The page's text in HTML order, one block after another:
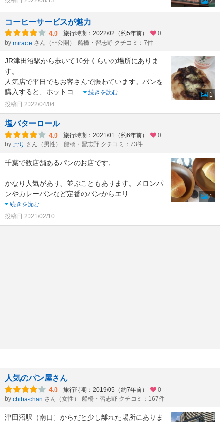
2
コーヒーサービスが魅力
4.0 旅行時期：2022/02（約5年前）
0
by miracle さん（非公開） 船橋・習志野 クチコミ：7件
JR津田沼駅から歩いて10分くらいの場所にありま
す。
人気店で平日でもお客さんで賑わています。パンを
購入すると、ホットコ...
続きを読む
投稿日:2022/04/04
1
塩バターロール
4.0 旅行時期：2021/01（約6年前）
0
by ごり さん（男性） 船橋・習志野 クチコミ：73件
千葉で数店舗あるパンのお店です。
かなり人気があり、並ぶこともあります。メロンパ
ンやカレーパンなど定番のパンからエリ ...
続きを読む
投稿日:2021/02/10
1
人気のパン屋さん
4.0 旅行時期：2019/05（約7年前）
0
by chiba-chan さん（女性） 船橋・習志野 クチコミ：167件
津田沼駅（南口）からだと少し離れた場所にありま